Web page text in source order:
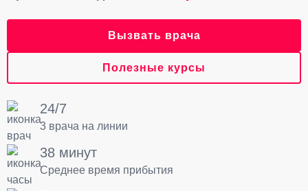
Вызвать врача
Полезные курсы
24/7
3 врача на линии
38 минут
Среднее время прибытия